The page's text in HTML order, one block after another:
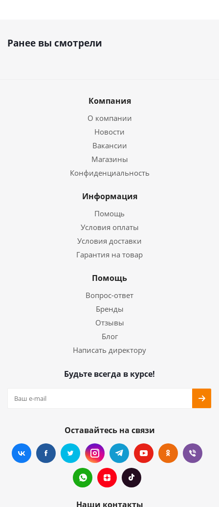
Ранее вы смотрели
Компания
О компании
Новости
Вакансии
Магазины
Конфиденциальность
Информация
Помощь
Условия оплаты
Условия доставки
Гарантия на товар
Помощь
Вопрос-ответ
Бренды
Отзывы
Блог
Написать директору
Будьте всегда в курсе!
Оставайтесь на связи
Наши контакты